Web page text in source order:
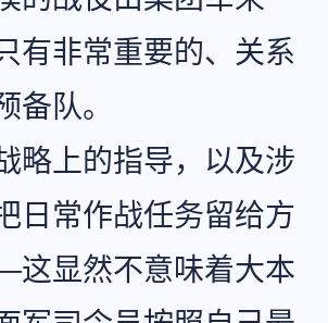
有非常重要的、关系
备队。
略上的指导，以及涉
日常作战任务留给方
显然不意味着大本